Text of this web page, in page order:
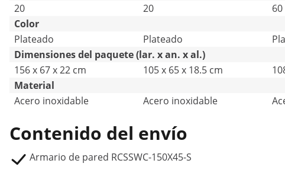
20
20 60
Color
Plateado
Plateado
Dimensiones del paquete (lar. x an. x al.)
156 x 67 x 22 cm
105 x 65 x 18.5 cm
Material
Acero inoxidable
Acero inoxidable
Contenido del envío
Armario de pared RCSSWC-150X45-S